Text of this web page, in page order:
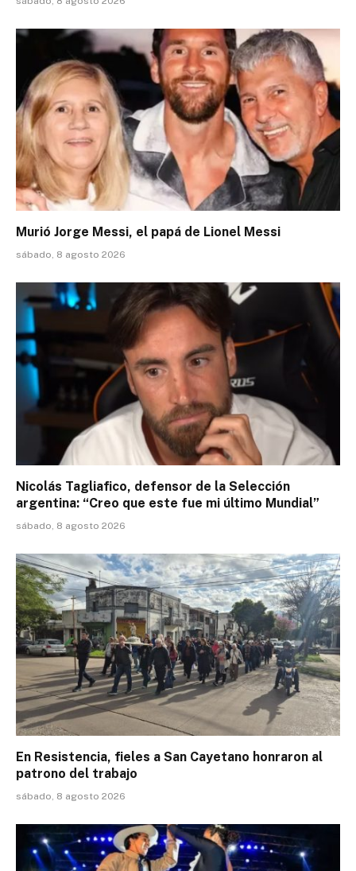
Murió Jorge Messi, el papá de Lionel Messi
sábado, 8 agosto 2026
Nicolás Tagliafico, defensor de la Selección
argentina: “Creo que este fue mi último Mundial”
sábado, 8 agosto 2026
En Resistencia, fieles a San Cayetano honraron al
patrono del trabajo
sábado, 8 agosto 2026